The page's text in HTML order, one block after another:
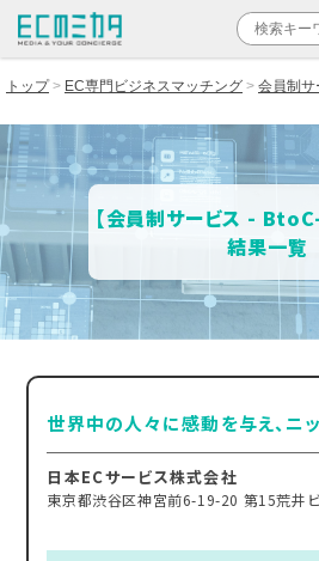
トップ EC専門ビジネスマッチング 会員制サ
【会員制サービス -
結果一覧
世界中の人々に感動を与え、ニ
日本ECサービス株式会社
東京都渋谷区神宮前6-19-20 第15荒井